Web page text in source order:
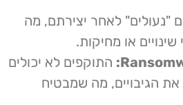
"נעולים" לאחר יצירתם, מה
או מחיקות.
התוקפים לא יכולים
את הגיבויים, מה שמבטיח